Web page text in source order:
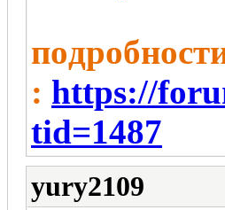
: https://
tid=1487
yury2109